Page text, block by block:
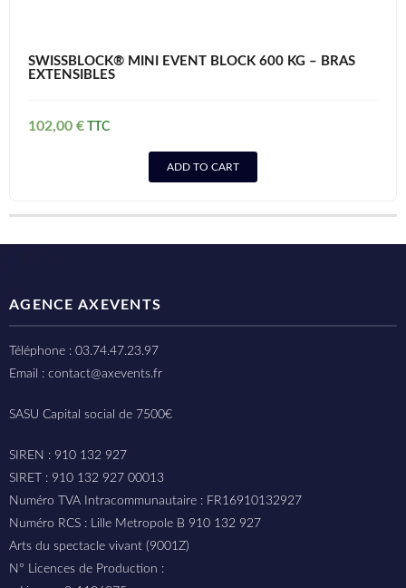
SWISSBLOCK® MINI EVENT BLOCK 600 KG – BRAS
EXTENSIBLES
102,00 €
ADD TO CART
AGENCE AXEVENTS
Téléphone : 03.74.47.23.97
Email : contact@axevents.fr
SASU Capital social de 7500€
SIREN : 910 132 927
SIRET : 910 132 927 00013
Numéro TVA Intracommunautaire : FR16910132927
Numéro RCS : Lille Metropole B 910 132 927
Arts du spectacle vivant (9001Z)
N° Licences de Production :